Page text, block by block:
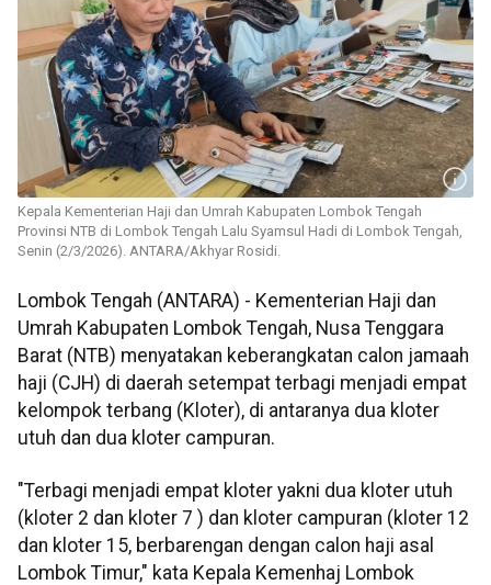
Kepala Kementerian Haji dan Umrah Kabupaten Lombok Tengah
Provinsi NTB di Lombok Tengah Lalu Syamsul Hadi di Lombok Tengah,
Senin (2/3/2026). ANTARA/Akhyar Rosidi.
Lombok Tengah (ANTARA) - Kementerian Haji dan
Umrah Kabupaten Lombok Tengah, Nusa Tenggara
Barat (NTB) menyatakan keberangkatan calon jamaah
haji (CJH) di daerah setempat terbagi menjadi empat
kelompok terbang (Kloter), di antaranya dua kloter
utuh dan dua kloter campuran.
"Terbagi menjadi empat kloter yakni dua kloter utuh
(kloter 2 dan kloter 7 ) dan kloter campuran (kloter 12
dan kloter 15, berbarengan dengan calon haji asal
Lombok Timur," kata Kepala Kemenhaj Lombok